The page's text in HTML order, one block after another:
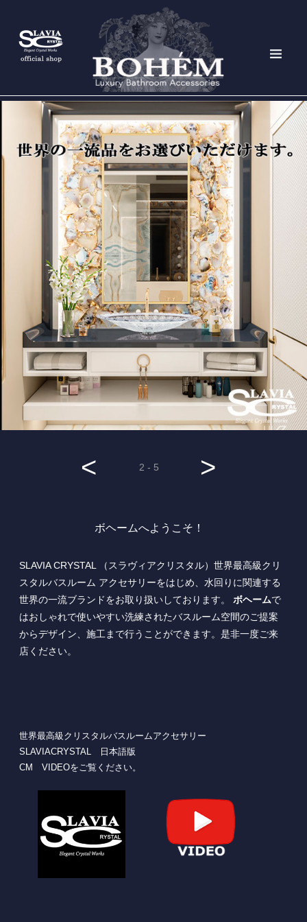
HOME
About us
Bathroom ware
Showroom
Contact
ホーム
ボヘームについて
取り扱い製品
ショールーム
お問い合わせ
< 2 - 5 >
ボヘームへようこそ！
SLAVIA CRYSTAL （スラヴィアクリスタル）世界最高級クリ
スタルバスルーム アクセサリーをはじめ、水回りに関連する
世界の一流ブランドをお取り扱いしております。
ボヘームで
はおしゃれで使いやすい洗練されたバスルーム空間のご提案
からデザイン、施工まで行うことができます。是非一度ご来
店ください。
世界最高級クリスタルバスルームアクセサリー
SLAVIACRYSTAL 日本語版
CM VIDEOをご覧ください。